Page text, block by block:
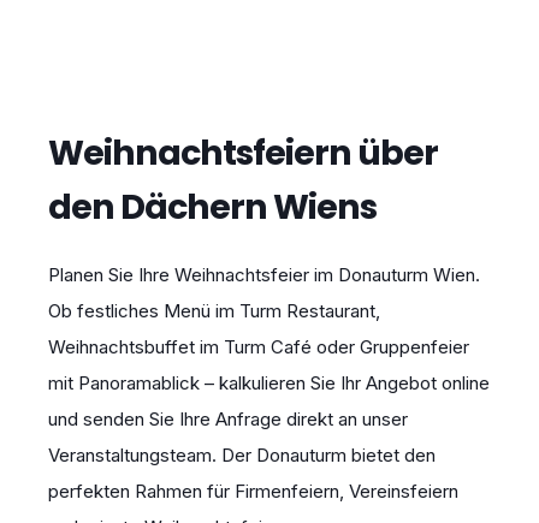
Weihnachtsfeiern über
den Dächern Wiens
Planen Sie Ihre Weihnachtsfeier im Donauturm Wien.
Ob festliches Menü im Turm Restaurant,
Weihnachtsbuffet im Turm Café oder Gruppenfeier
mit Panoramablick – kalkulieren Sie Ihr Angebot online
und senden Sie Ihre Anfrage direkt an unser
Veranstaltungsteam. Der Donauturm bietet den
perfekten Rahmen für Firmenfeiern, Vereinsfeiern